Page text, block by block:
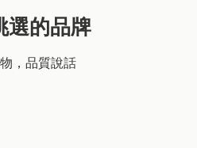
選的品牌
，品質說話